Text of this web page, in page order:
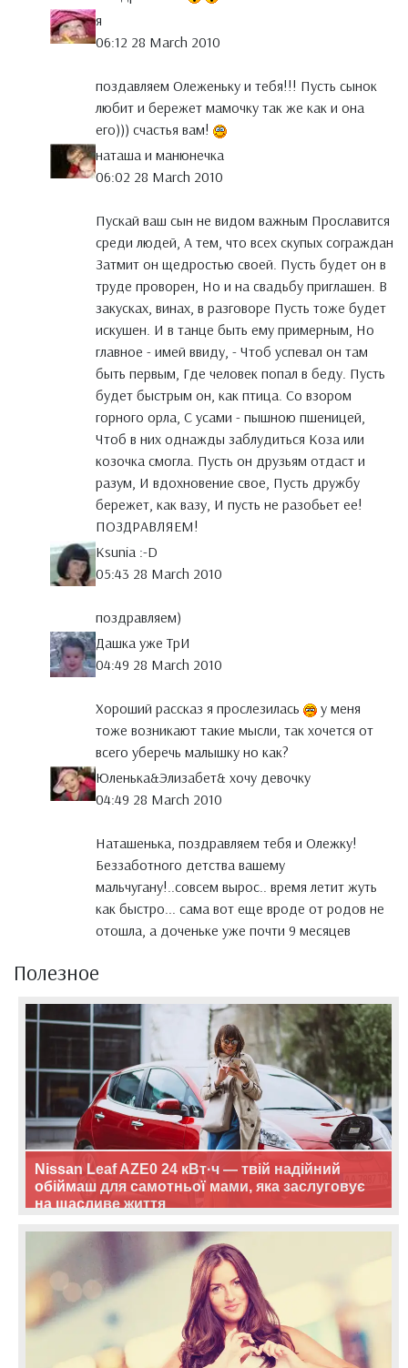
я
06:12 28 March 2010
поздавляем Олеженьку и тебя!!! Пусть сынок
любит и бережет мамочку так же как и она
его))) счастья вам!
наташа и манюнечка
06:02 28 March 2010
Пускай ваш сын не видом важным Прославится
среди людей, А тем, что всех скупых сограждан
Затмит он щедростью своей. Пусть будет он в
труде проворен, Но и на свадьбу приглашен. В
закусках, винах, в разговоре Пусть тоже будет
искушен. И в танце быть ему примерным, Но
главное - имей ввиду, - Чтоб успевал он там
быть первым, Где человек попал в беду. Пусть
будет быстрым он, как птица. Со взором
горного орла, С усами - пышною пшеницей,
Чтоб в них однажды заблудиться Коза или
козочка смогла. Пусть он друзьям отдаст и
разум, И вдохновение свое, Пусть дружбу
бережет, как вазу, И пусть не разобьет ее!
ПОЗДРАВЛЯЕМ!
Ksunia :-D
05:43 28 March 2010
поздравляем)
Дашка уже ТрИ
04:49 28 March 2010
Хороший рассказ я прослезилась
у меня
тоже возникают такие мысли, так хочется от
всего уберечь малышку но как?
Юленька&Элизабет& хочу девочку
04:49 28 March 2010
Наташенька, поздравляем тебя и Олежку!
Беззаботного детства вашему
мальчугану!..совсем вырос.. время летит жуть
как быстро... сама вот еще вроде от родов не
отошла, а доченьке уже почти 9 месяцев
Полезное
Nissan Leaf AZE0 24 кВт·ч — твій надійний
обіймаш для самотньої мами, яка заслуговує
на щасливе життя